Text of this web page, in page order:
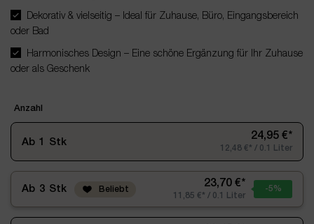
Dekorativ & vielseitig – Ideal für Zuhause, Büro, Eingangsbereich
oder Bad
Harmonisches Design – Eine schöne Ergänzung für Ihr Zuhause
oder als Geschenk
Anzahl
Ab 1 Stk
24,95 €*
12,48 €* / 0.1 Liter
Ab 3 Stk Beliebt
23,70 €*
11,85 €* / 0.1 Liter
-5%